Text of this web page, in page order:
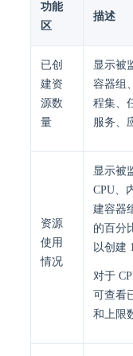
功能
区
描述
已创
建资
源数
量
显示被
容器组
程集、
服务、
资源
使用
情况
显示被
CPU、
建容器
的百分
以创建
对于
可查看
和上限